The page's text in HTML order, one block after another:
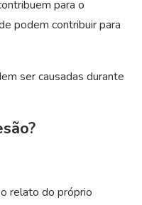
para o
podem contribuir para
ser causadas durante
relato do próprio